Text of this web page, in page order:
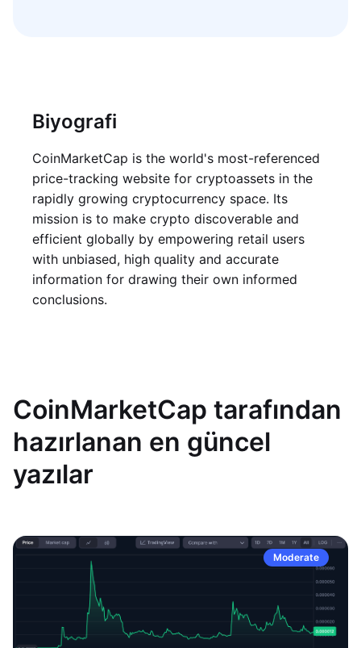
Biyografi
CoinMarketCap is the world's most-referenced
price-tracking website for cryptoassets in the
rapidly growing cryptocurrency space. Its
mission is to make crypto discoverable and
efficient globally by empowering retail users
with unbiased, high quality and accurate
information for drawing their own informed
conclusions.
CoinMarketCap tarafından
hazırlanan en güncel
yazılar
Moderate